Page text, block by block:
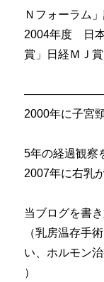
Ｎフォーラム
2004年度 日本
賞」日経ＭＪ
2000年に子宮
5年の経過観察
2007年に右乳
当ブログを書
（乳房温存手
い、ホルモン
）